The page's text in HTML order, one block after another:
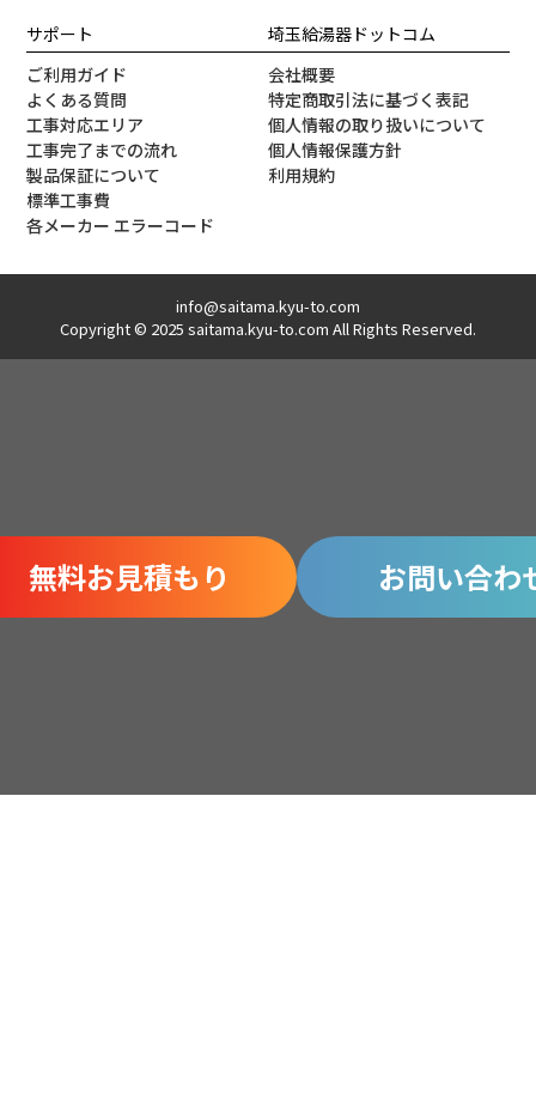
サポート
ご利用ガイド
よくある質問
工事対応エリア
工事完了までの流れ
製品保証について
標準工事費
各メーカー エラーコード
埼玉給湯器ドットコム
会社概要
特定商取引法に基づく表記
個人情報の取り扱いについて
個人情報保護方針
利用規約
info@saitama.kyu-to.com
Copyright © 2025 saitama.kyu-to.com All Rights Reserved.
無料お見積もり お問い合わ